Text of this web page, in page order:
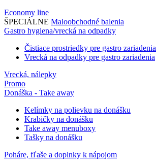
Economy line
ŠPECIÁLNE Maloobchodné balenia
Gastro hygiena/vrecká na odpadky
Čistiace prostriedky pre gastro zariadenia
Vrecká na odpadky pre gastro zariadenia
Vrecká, nálepky
Promo
Donáška - Take away
Kelímky na polievku na donášku
Krabičky na donášku
Take away menuboxy
Tašky na donášku
Poháre, fľaše a doplnky k nápojom